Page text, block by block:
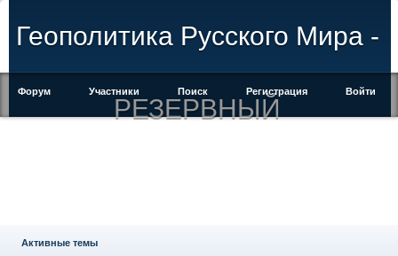
Геополитика Русского Мира -
РЕЗЕРВНЫЙ
Форум Участники Поиск Регистрация Войти
Активные темы